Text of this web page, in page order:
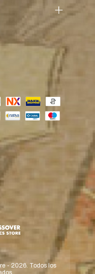
- 2026. Todos los